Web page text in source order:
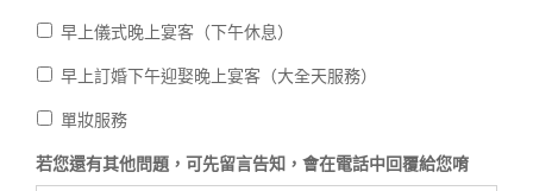
早上儀式晚上宴客（下午休息）
早上訂婚下午迎娶晚上宴客（大全天服務）
單妝服務
若您還有其他問題，可先留言告知，會在電話中回覆給您唷